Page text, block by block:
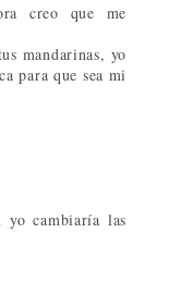
creo que me
mandarinas, yo
para que sea mi
yo cambiaría las